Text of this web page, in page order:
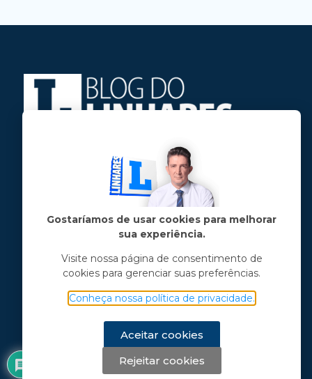
Jose Linhares Jr é maranhense.
Formado em Jornalismo, estudou filosofia
e tem pós-graduações em ciência política
e marketing político.
Menu principal
Notícias
Opinião
Chama o Linhares
Gostaríamos de usar cookies para melhorar
sua experiência.
Visite nossa página de consentimento de
cookies para gerenciar suas preferências.
Conheça nossa política de privacidade.
Aceitar cookies
Rejeitar cookies